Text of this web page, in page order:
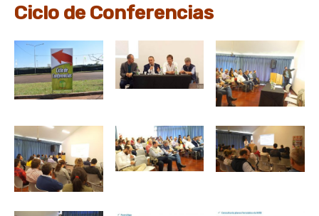
Ciclo de Conferencias